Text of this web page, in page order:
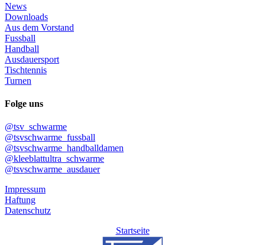
News
Downloads
Aus dem Vorstand
Fussball
Handball
Ausdauersport
Tischtennis
Turnen
Folge uns
@tsv_schwarme
@tsvschwarme_fussball
@tsvschwarme_handballdamen
@kleeblattultra_schwarme
@tsvschwarme_ausdauer
Impressum
Haftung
Datenschutz
Startseite